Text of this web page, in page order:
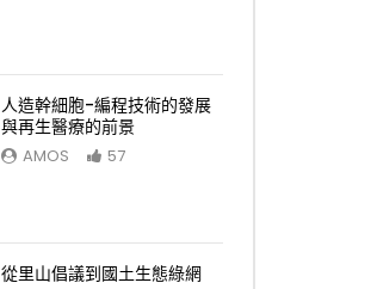
人造幹細胞-編程技術的發展
與再生醫療的前景
AMOS 57
從里山倡議到國土生態綠網